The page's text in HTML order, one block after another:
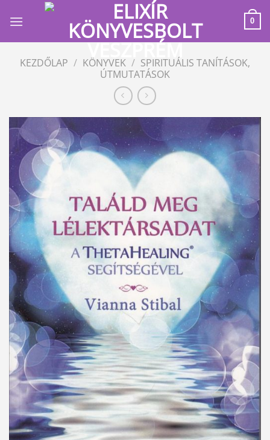
0
KEZDŐLAP / KÖNYVEK / SPIRITUÁLIS TANÍTÁSOK,
ÚTMUTATÁSOK